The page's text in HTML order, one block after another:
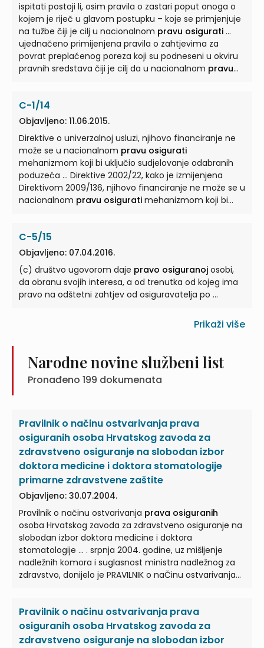
ispitati postoji li, osim pravila o zastari poput onoga o
kojem je riječ u glavom postupku – koje se primjenjuje
na tužbe čiji je cilj u nacionalnom pravu osigurati ...
ujednačeno primijenjena pravila o zahtjevima za
povrat preplaćenog poreza koji su podneseni u okviru
pravnih sredstava čiji je cilj da u nacionalnom pravu
C-1/14
Objavljeno: 11.06.2015.
Direktive o univerzalnoj usluzi, njihovo financiranje ne
može se u nacionalnom pravu osigurati
mehanizmom koji bi uključio sudjelovanje odabranih
poduzeća ... Direktive 2002/22, kako je izmijenjena
Direktivom 2009/136, njihovo financiranje ne može se u
nacionalnom pravu osigurati mehanizmom koji bi
C-5/15
Objavljeno: 07.04.2016.
(c) društvo ugovorom daje pravo osiguranoj osobi,
da obranu svojih interesa, a od trenutka od kojeg ima
pravo na odštetni zahtjev od osiguravatelja po ...
Prikaži više
Narodne novine službeni list
Pronađeno 199 dokumenata
Pravilnik o načinu ostvarivanja prava
osiguranih osoba Hrvatskog zavoda za
zdravstveno osiguranje na slobodan izbor
doktora medicine i doktora stomatologije
primarne zdravstvene zaštite
Objavljeno: 30.07.2004.
Pravilnik o načinu ostvarivanja prava osiguranih
osoba Hrvatskog zavoda za zdravstveno osiguranje na
slobodan izbor doktora medicine i doktora
stomatologije ... . srpnja 2004. godine, uz mišljenje
nadležnih komora i suglasnost ministra nadležnog za
zdravstvo, donijelo je PRAVILNIK o naČinu ostvarivanja
zavoda za zdravstveno osiguranje (u daljnjem tekstu:
osigurana osoba) na ... Stupanjem na snagu ovog
Pravilnika prestaje važiti Pravilnik o načinu ostvarivanja
Pravilnik o načinu ostvarivanja prava
osiguranih osoba Hrvatskog zavoda za
zdravstveno osiguranje na slobodan izbor